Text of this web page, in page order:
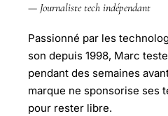
— Journaliste tech indépendant
Passionné par les
son depuis 1998, Marc
pendant des semaines
marque ne sponsorise ses
pour rester libre.